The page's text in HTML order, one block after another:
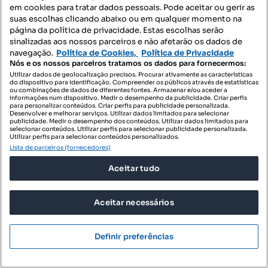
em cookies para tratar dados pessoais. Pode aceitar ou gerir as
suas escolhas clicando abaixo ou em qualquer momento na
página da política de privacidade. Estas escolhas serão
sinalizadas aos nossos parceiros e não afetarão os dados de
navegação. Política de Cookies, Política de Privacidade
Nós e os nossos parceiros tratamos os dados para fornecermos:
Utilizar dados de geolocalização precisos. Procurar ativamente as características
do dispositivo para identificação. Compreender os públicos através de estatísticas
ou combinações de dados de diferentes fontes. Armazenar e/ou aceder a
informações num dispositivo. Medir o desempenho da publicidade. Criar perfis
para personalizar conteúdos. Criar perfis para publicidade personalizada.
Desenvolver e melhorar serviços. Utilizar dados limitados para selecionar
publicidade. Medir o desempenho dos conteúdos. Utilizar dados limitados para
selecionar conteúdos. Utilizar perfis para selecionar publicidade personalizada.
Utilizar perfis para selecionar conteúdos personalizados.
Lista de parceiros (fornecedores)
Aceitar tudo
Aceitar necessários
Definir preferências